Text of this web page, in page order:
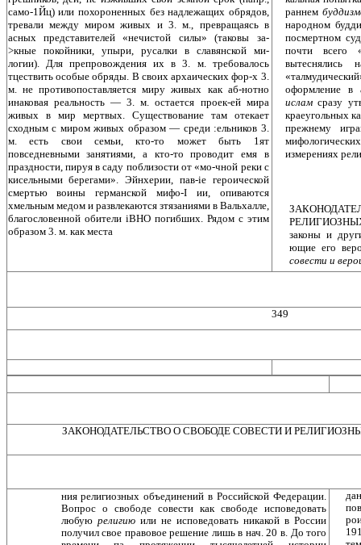
само-1Йц) или похороненных без надлежащих обрядов,
тревали между миром живых и 3. м., превращаясь в
асных представителей «нечистой силы» (таковы за-
>кные покойники, упыри, русалки в славянской ми-
логии). Для препровождения их в 3. м. требовалось
тцествить особые обряды. В своих архаических фор-х 3.
м. не противопоставляется миру живых как аб-нотно
инаковая реальность — 3. м. остается проек-ей мира
живых в мир мертвых. Существование там отекает
сходным с миром живых образом — среди :ельников 3.
м. есть свои семьи, кто-то может быть 1ят
повседневными занятиями, а кто-то проводит емя в
праздности, пируя в саду поблизости от «мо-чной реки с
кисельными берегами». Эйнхерии, пав-ie героической
смертью воины германской мифо-I ии, опиваются
хмельным медом и развлекаются зтязаниями в Вальхалле,
благословенной обители iBHO погибших. Рядом с этим
образом 3. м. как места
раннем
народном
посмертном
почти всего
вытеснялись
оформление в
исламсразу
краеугольных
прежнему
измерениях
законы и
ющие его
совести и
349
ЗАКОНОДАТЕЛЬСТВО О СВОБОДЕ СОВЕСТИ И
ния религиозных объединений в Российской Федера­ции.
Вопрос о свободе совести как свободе исповедо­вать
любую религию или не исповедовать никакой в Рос­сии
получил свое правовое решение лишь в нач. 20 в. До того